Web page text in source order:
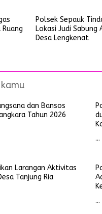
Polsek Sepauk
Lokasi Judi Sabung
Desa Lengkenat
dan Bansos
Tahun 2026
…
Larangan Aktivitas
Tanjung Ria
…